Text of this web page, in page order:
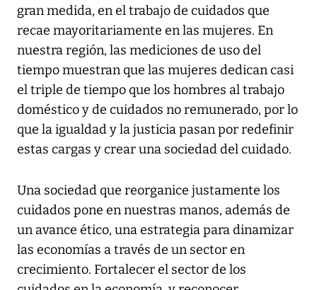
gran medida, en el trabajo de cuidados que
recae mayoritariamente en las mujeres. En
nuestra región, las mediciones de uso del
tiempo muestran que las mujeres dedican casi
el triple de tiempo que los hombres al trabajo
doméstico y de cuidados no remunerado, por lo
que la igualdad y la justicia pasan por redefinir
estas cargas y crear una sociedad del cuidado.
Una sociedad que reorganice justamente los
cuidados pone en nuestras manos, además de
un avance ético, una estrategia para dinamizar
las economías a través de un sector en
crecimiento. Fortalecer el sector de los